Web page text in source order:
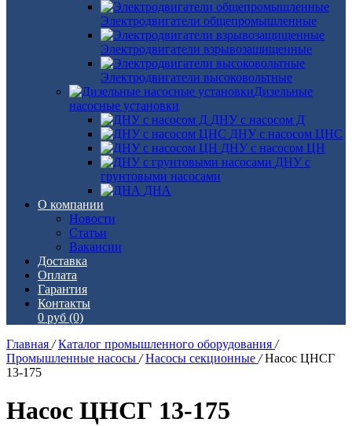
Электродвигатели общепромышленные
Электродвигатели взрывозащищенные
Электродвигатели высоковольтные
Дизельные
насосные установки
ДНУ с насосом Д
ДНУ с насосом ЦНС
ДНУ с насосом ЦН
ДНУ с
грунтовыми насосами
ДНА
О компании
Новости
Статьи
Вакансии
Доставка
Оплата
Гарантия
Контакты
0 руб (0)
Главная / Каталог промышленного оборудования /
Промышленные насосы / Насосы секционные / Насос ЦНСГ
13-175
Насос ЦНСГ 13-175